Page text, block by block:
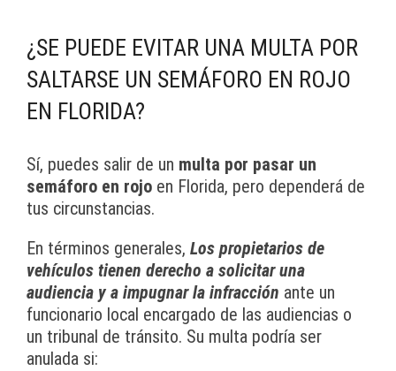
¿SE PUEDE EVITAR UNA MULTA POR
SALTARSE UN SEMÁFORO EN ROJO
EN FLORIDA?
Sí, puedes salir de un multa por pasar un
semáforo en rojo en Florida, pero dependerá de
tus circunstancias.
En términos generales, Los propietarios de
vehículos tienen derecho a solicitar una
audiencia y a impugnar la infracción ante un
funcionario local encargado de las audiencias o
un tribunal de tránsito. Su multa podría ser
anulada si: